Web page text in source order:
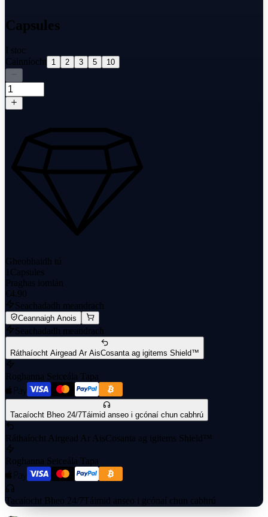
Capsules
I stoc
Cainníocht
1 2 3 5 10
Gheobhaidh tú
1 Capsules
Praghas iomlán
€4.90
Seachadadh meandrach
Ceannaigh Anois
Seachadadh meandrach
Ráthaíocht Airgead Ar AisCosanta ag igitems Shield™
Roghanna Seiceála Tapa
Tacaíocht Bheo 24/7Táimid anseo i gcónaí chun cabhrú
Ráthaíocht Airgead Ar AisCosanta ag igitems Shield™
Roghanna Seiceála Tapa
Tacaíocht Bheo 24/7 Táimid anseo i gcónaí chun cabhrú